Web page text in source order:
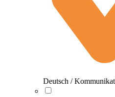
Deutsch /